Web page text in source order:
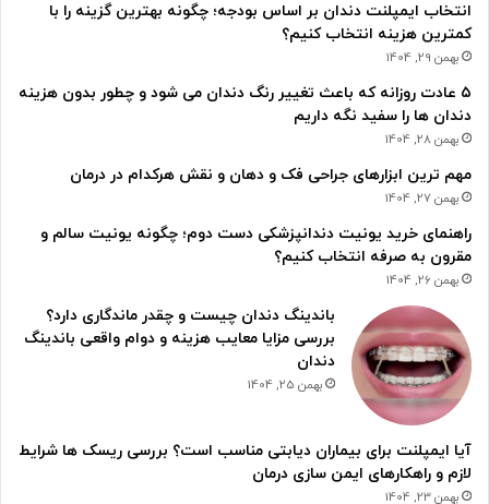
انتخاب ایمپلنت دندان بر اساس بودجه؛ چگونه بهترین گزینه را با
کمترین هزینه انتخاب کنیم؟
بهمن 29, 1404
۵ عادت روزانه که باعث تغییر رنگ دندان می شود و چطور بدون هزینه
دندان ها را سفید نگه داریم
بهمن 28, 1404
مهم ترین ابزارهای جراحی فک و دهان و نقش هرکدام در درمان
بهمن 27, 1404
راهنمای خرید یونیت دندانپزشکی دست دوم؛ چگونه یونیت سالم و
مقرون به صرفه انتخاب کنیم؟
بهمن 26, 1404
باندینگ دندان چیست و چقدر ماندگاری دارد؟
بررسی مزایا معایب هزینه و دوام واقعی باندینگ
دندان
بهمن 25, 1404
آیا ایمپلنت برای بیماران دیابتی مناسب است؟ بررسی ریسک ها شرایط
لازم و راهکارهای ایمن سازی درمان
بهمن 23, 1404